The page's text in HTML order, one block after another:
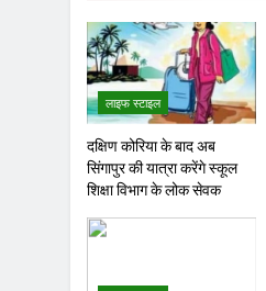
दक्षिण कोरिया के बाद अब
सिंगापुर की यात्रा करेंगे स्कूल
शिक्षा विभाग के लोक सेवक